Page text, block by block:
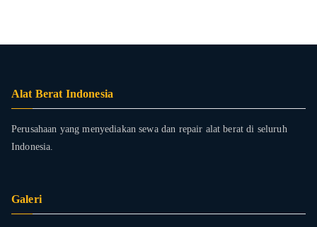
Alat Berat Indonesia
Perusahaan yang menyediakan sewa dan repair alat berat di seluruh
Indonesia.
Galeri